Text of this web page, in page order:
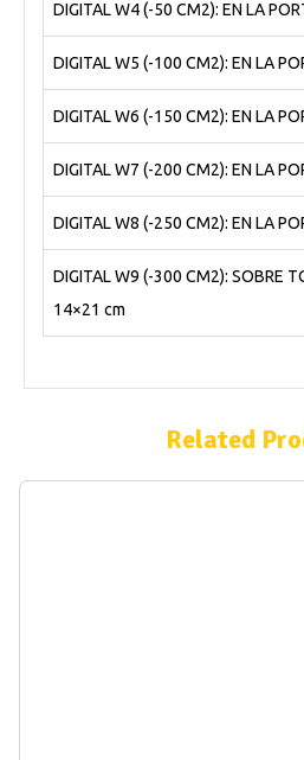
DIGITAL W4 (-50 CM2): EN LA
DIGITAL W5 (-100 CM2): EN LA
DIGITAL W6 (-150 CM2): EN LA
DIGITAL W7 (-200 CM2): EN LA
DIGITAL W8 (-250 CM2): EN LA
DIGITAL W9 (-300 CM2): SOBRE
14×21 cm
Related